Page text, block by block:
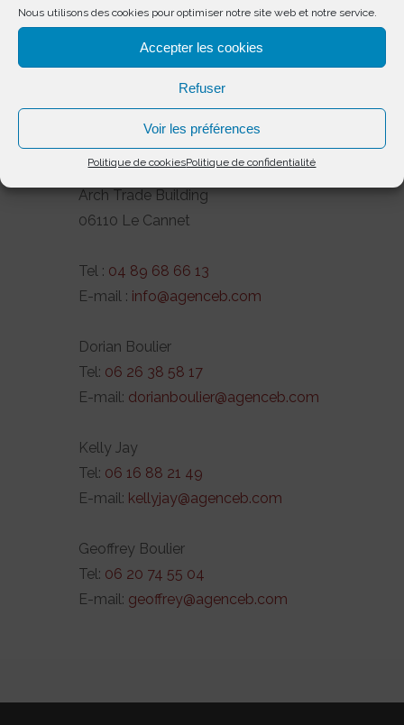
Nous utilisons des cookies pour optimiser notre site web et notre service.
Accepter les cookies
Refuser
Voir les préférences
Politique de cookiesPolitique de confidentialité
AGENCE B.
1, Boulevard Paul Doumer
Arch Trade Building
06110 Le Cannet
Tel : 04 89 68 66 13
E-mail : info@agenceb.com
Dorian Boulier
Tel: 06 26 38 58 17
E-mail: dorianboulier@agenceb.com
Kelly Jay
Tel: 06 16 88 21 49
E-mail: kellyjay@agenceb.com
Geoffrey Boulier
Tel: 06 20 74 55 04
E-mail: geoffrey@agenceb.com